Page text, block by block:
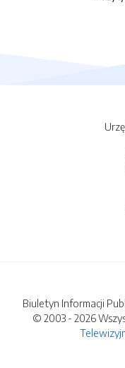
Biuletyn Informacji
© 2003 - 2026